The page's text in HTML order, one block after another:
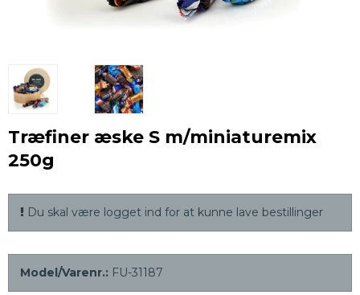
Træfiner æske S m/miniaturemix
250g
Du skal være logget ind for at kunne lave bestillinger
Model/Varenr.: FU-31187